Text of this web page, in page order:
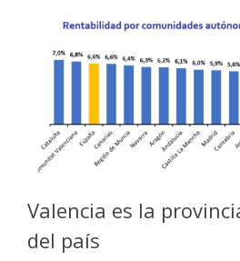
Valencia es la
del país